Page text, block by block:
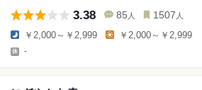
3.38 85 人 1507 人
￥2,000～￥2,999 ￥2,000～￥2,999
-